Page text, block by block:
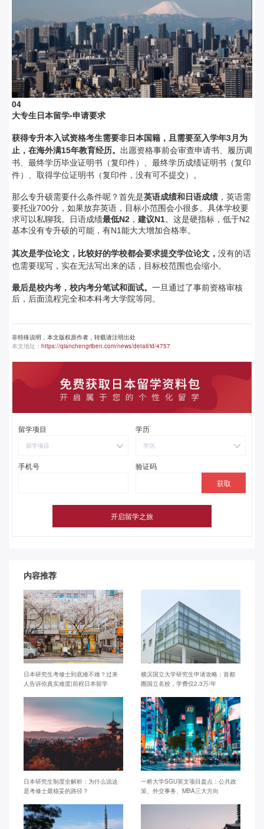
04
大专生日本留学-申请要求
获得专升本入试资格考生需要非日本国籍，且需要至入学年3月为
止，在海外满15年教育经历。 出愿资格事前会审查申请书、履历调
书、最终学历毕业证明书（复印件）、最终学历成绩证明书（复印
件）、取得学位证明书（复印件，没有可不提交）。
那么专升硕需要什么条件呢？首先是英语成绩和日语成绩 ，英语需
要托业700分，如果放弃英语，目标小范围会小很多。具体学校要
求可以私聊我。日语成绩最低N2 ， 建议N1。 这是硬指标，低于N2
基本没有专升硕的可能，有N1能大大增加合格率。
其次是学位论文，比较好的学校都会要求提交学位论文， 没有的话
也需要现写，实在无法写出来的话，目标校范围也会缩小。
最后是校内考，校内考分笔试和面试。 一旦通过了事前资格审核
后，后面流程完全和本科考大学院等同。
非特殊说明，本文版权原作者，转载请注明出处
本文地址： https://qianchengriben.com/news/detail/id/4757
留学项目
留学项目
学历
学历
手机号 验证码
内容推荐
日本研究生考修士到底难不难？过来
人告诉你真实难度|前程日本留学
横滨国立大学研究生申请攻略：首都
圈国立名校，学费仅2.3万/年
日本研究生制度全解析：为什么说这
是考修士最稳妥的路径？
一桥大学SGU英文项目盘点：公共政
策、外交事务、MBA三大方向